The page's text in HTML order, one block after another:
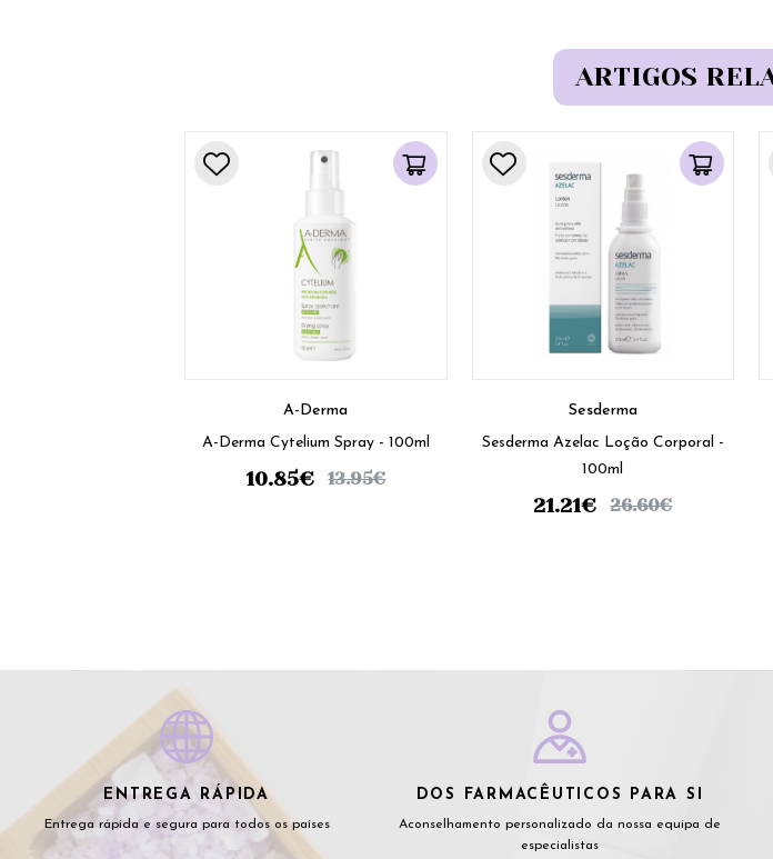
ARTIGOS
A-Derma
A-Derma Cytelium Spray - 100ml
10.85€ 13.95€
Sesderma
Sesderma Azelac Loção Corporal -
100ml
21.21€ 26.60€
ENTREGA RÁPIDA
Entrega rápida e segura para todos os países
DOS FARMACÊUTICOS PARA SI
Aconselhamento personalizado da nossa equipa de
especialistas